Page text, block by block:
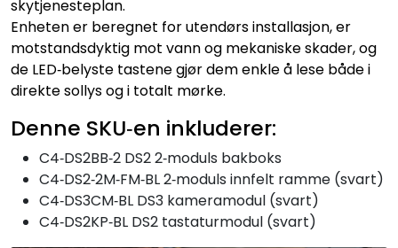
skytjenesteplan.
Enheten er beregnet for utendørs installasjon, er
motstandsdyktig mot vann og mekaniske skader, og
de LED‑belyste tastene gjør dem enkle å lese både i
direkte sollys og i totalt mørke.
Denne SKU‑en inkluderer:
C4‑DS2BB‑2 DS2 2‑moduls bakboks
C4‑DS2‑2M‑FM‑BL 2‑moduls innfelt ramme (svart)
C4‑DS3CM‑BL DS3 kameramodul (svart)
C4‑DS2KP‑BL DS2 tastaturmodul (svart)